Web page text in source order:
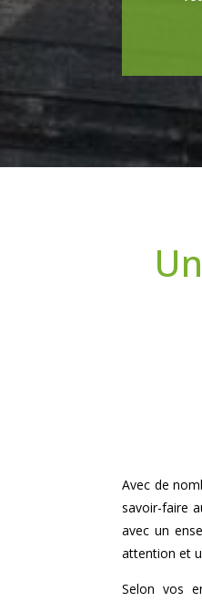
Avec de
savoir-faire
avec un
attention et
Selon vos